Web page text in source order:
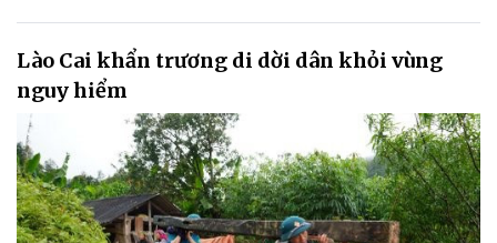
Lào Cai khẩn trương di dời dân khỏi vùng
nguy hiểm